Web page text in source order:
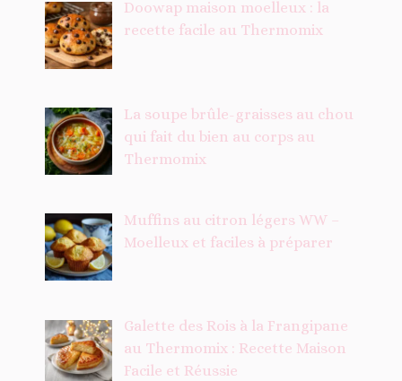
Doowap maison moelleux : la
recette facile au Thermomix
La soupe brûle-graisses au chou
qui fait du bien au corps au
Thermomix
Muffins au citron légers WW –
Moelleux et faciles à préparer
Galette des Rois à la Frangipane
au Thermomix : Recette Maison
Facile et Réussie